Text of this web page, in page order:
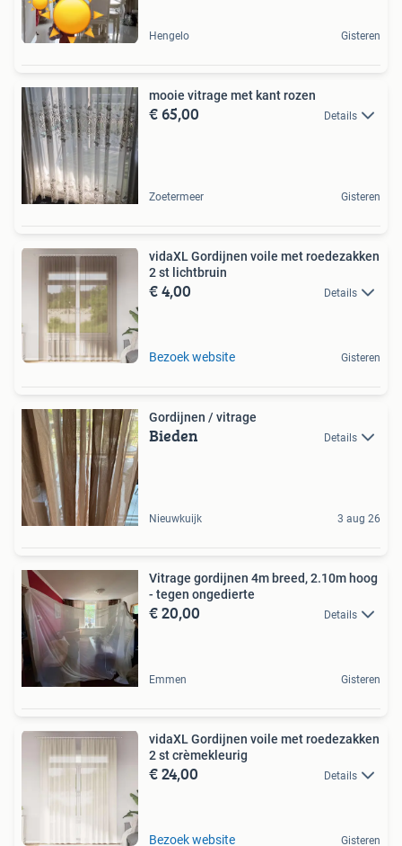
Hengelo Gisteren
mooie vitrage met kant rozen
€ 65,00 Details
Zoetermeer Gisteren
vidaXL Gordijnen voile met roedezakken
2 st lichtbruin
€ 4,00 Details
Bezoek website Gisteren
Gordijnen / vitrage
Bieden Details
Nieuwkuijk 3 aug 26
Vitrage gordijnen 4m breed, 2.10m hoog
- tegen ongedierte
€ 20,00 Details
Emmen Gisteren
vidaXL Gordijnen voile met roedezakken
2 st crèmekleurig
€ 24,00 Details
Bezoek website Gisteren